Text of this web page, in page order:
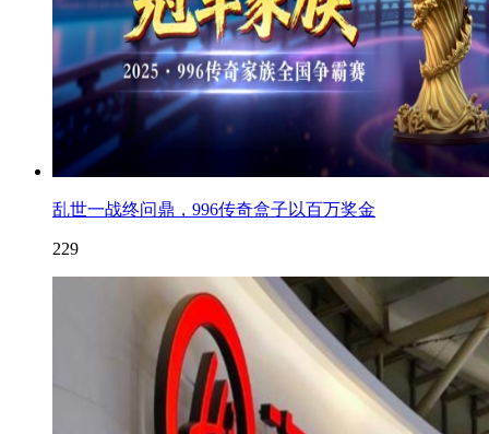
乱世一战终问鼎，996传奇盒子以百万奖金
229